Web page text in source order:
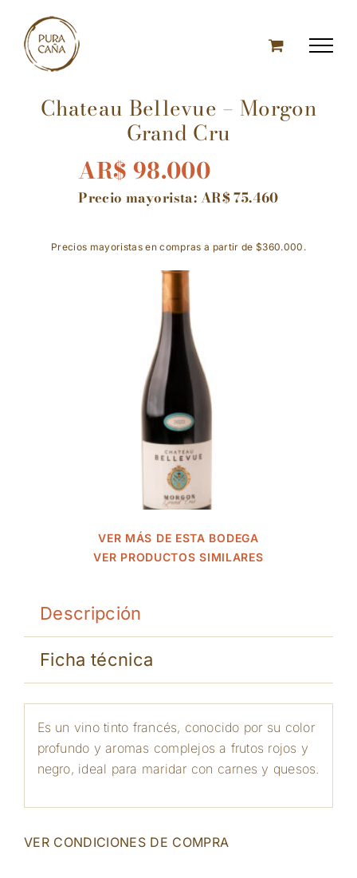
content
Chateau Bellevue – Morgon
Grand Cru
AR$ 98.000
Precio mayorista:AR$75.460
Precios mayoristas en compras a partir de $360.000.
VER MÁS DE ESTA BODEGA
VER PRODUCTOS SIMILARES
Descripción
Ficha técnica
Es un vino tinto francés, conocido por su color
profundo y aromas complejos a frutos rojos y
negro, ideal para maridar con carnes y quesos.
VER CONDICIONES DE COMPRA